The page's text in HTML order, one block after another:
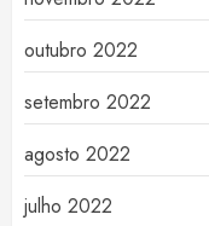
outubro 2022
setembro 2022
agosto 2022
julho 2022